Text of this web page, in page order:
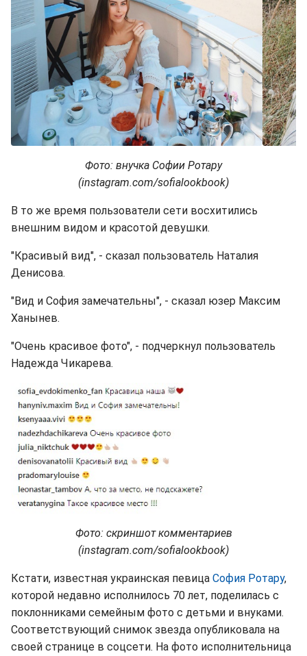
Фото: внучка Софии Ротару
(instagram.com/sofialookbook)
В то же время пользователи сети восхитились
внешним видом и красотой девушки.
"Красивый вид", - сказал пользователь Наталия
Денисова.
"Вид и София замечательны", - сказал юзер Максим
Ханынев.
"Очень красивое фото", - подчеркнул пользователь
Надежда Чикарева.
Фото: скриншот комментариев
(instagram.com/sofialookbook)
Кстати, известная украинская певица София Ротару,
которой недавно исполнилось 70 лет, поделилась с
поклонниками семейным фото с детьми и внуками.
Соответствующий снимок звезда опубликовала на
своей странице в соцсети. На фото исполнительница